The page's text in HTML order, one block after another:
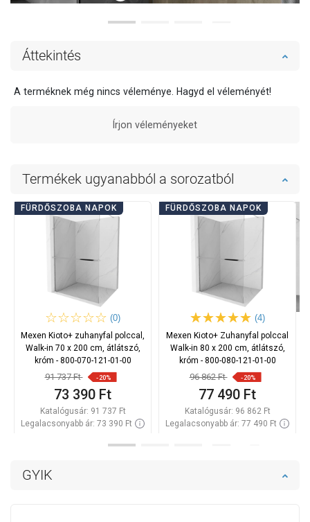
GYIK
Áttekintés
A terméknek még nincs véleménye. Hagyd el véleményét!
Írjon véleményeket
Termékek ugyanabból a sorozatból
FÜRDŐSZOBA NAPOK
(0)
Mexen Kioto+ zuhanyfal polccal,
Walk-in 70 x 200 cm, átlátszó,
króm - 800-070-121-01-00
91 737 Ft -20%
73 390 Ft
Katalógusár: 91 737 Ft
Legalacsonyabb ár: 73 390 Ft
FÜRDŐSZOBA NAPOK
(4)
Mexen Kioto+ Zuhanyfal polccal
Walk-in 80 x 200 cm, átlátszó,
króm - 800-080-121-01-00
96 862 Ft -20%
77 490 Ft
Katalógusár: 96 862 Ft
Legalacsonyabb ár: 77 490 Ft